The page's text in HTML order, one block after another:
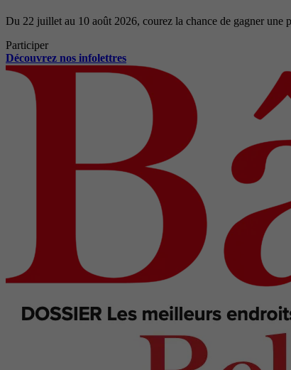
Du 22 juillet au 10 août 2026, courez la chance de gagner
Participer
Découvrez nos infolettres